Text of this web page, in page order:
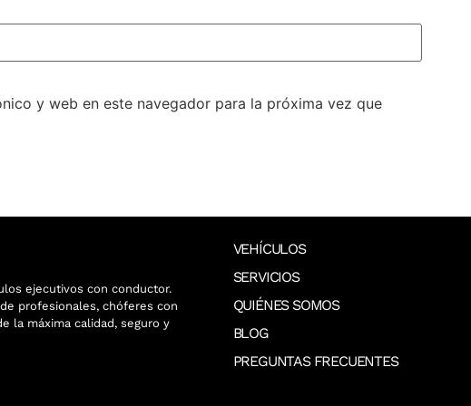
y web en este navegador para la próxima vez que
ejecutivos con conductor.
profesionales, chóferes con
la máxima calidad, seguro y
VEHÍCULOS
SERVICIOS
QUIÉNES SOMOS
BLOG
PREGUNTAS FRECUENTES